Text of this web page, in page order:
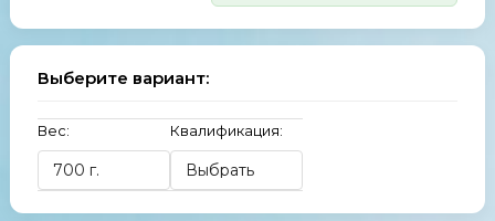
Выберите вариант:
Вес: Квалификация: